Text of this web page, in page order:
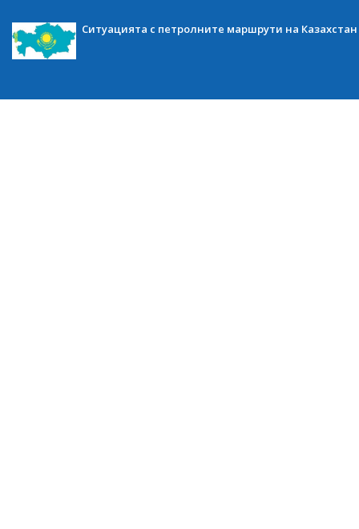
Ситуацията с петролните маршрути на Казахстан